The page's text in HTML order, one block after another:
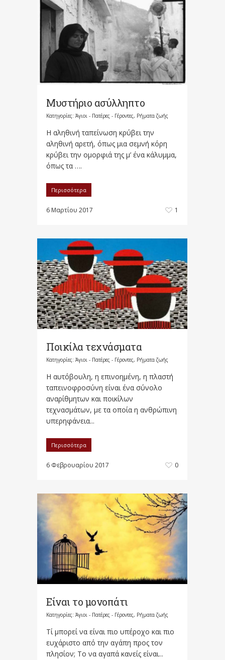
Μυστήριο ασύλληπτο
Κατηγορίες: Άγιοι - Πατέρες - Γέροντες, Ρήματα ζωής
Η αληθινή ταπείνωση κρύβει την
αληθινή αρετή, όπως μια σεμνή κόρη
κρύβει την ομορφιά της μ’ ένα κάλυμμα,
όπως τα ….
Περισσότερα
6 Μαρτίου 2017 1
Ποικίλα τεχνάσματα
Κατηγορίες: Άγιοι - Πατέρες - Γέροντες, Ρήματα ζωής
Η αυτόβουλη, η επινοημένη, η πλαστή
ταπεινοφροσύνη είναι ένα σύνολο
αναρίθμητων και ποικίλων
τεχνασμάτων, με τα οποία η ανθρώπινη
υπερηφάνεια...
Περισσότερα
6 Φεβρουαρίου 2017 0
Είναι το μονοπάτι
Κατηγορίες: Άγιοι - Πατέρες - Γέροντες, Ρήματα ζωής
Τί μπορεί να είναι πιο υπέροχο και πιο
ευχάριστο από την αγάπη προς τον
πλησίον; Το να αγαπά κανείς είναι...